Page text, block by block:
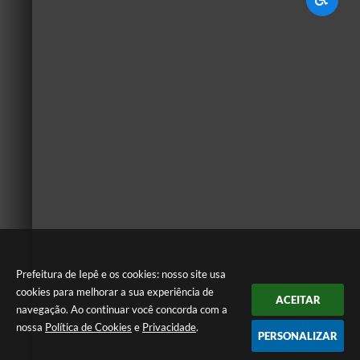
Prefeitura de Iepê e os cookies: nosso site usa
cookies para melhorar a sua experiência de
navegação. Ao continuar você concorda com a
nossa Política de Cookies e Privacidade.
ACEITAR
PERSONALIZAR